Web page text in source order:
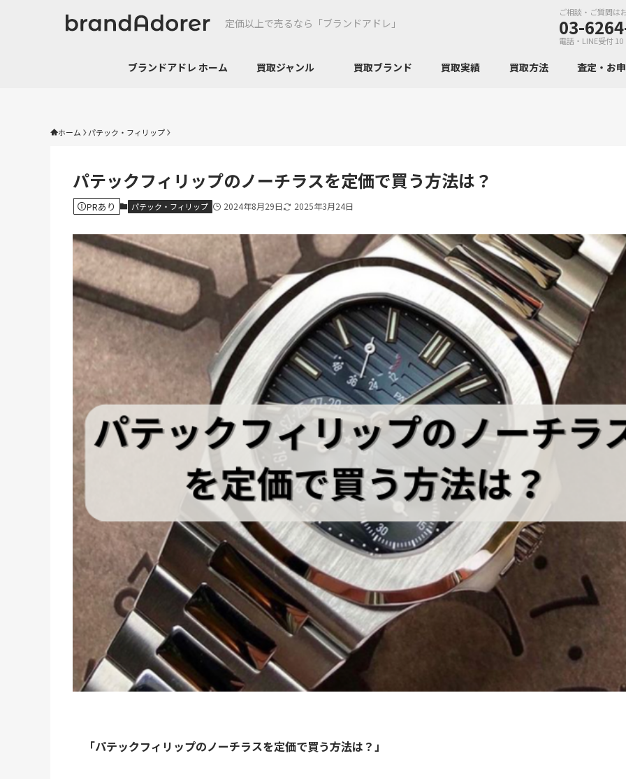
定価以上で売るなら 「ブランドアドレ」
ご相談・ご質問は
03-
電話・LINE受付
ブランドアドレ ホーム 買取ジャンル 買取ブランド 買取実績 買取方法 査定・お
ホーム パテック・フィリップ
パテックフィリップのノーチラスを定価で買う方法は？
PRあり パテック・フィリップ 2024年8月29日 2025年3月24日
「パテックフィリップのノーチラスを定価で買う方法は？」